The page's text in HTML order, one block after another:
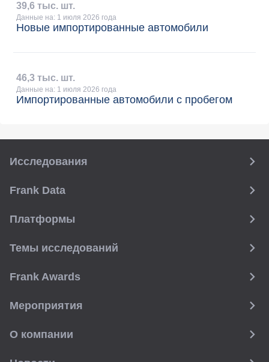
39,6 тыс. шт.
Данные на: 1 июля 2026 года
Новые импортированные автомобили
46,3 тыс. шт.
Данные на: 1 июля 2026 года
Импортированные автомобили с пробегом
Исследования
Frank Data
Платформы
Темы исследований
Frank Awards
Мероприятия
О компании